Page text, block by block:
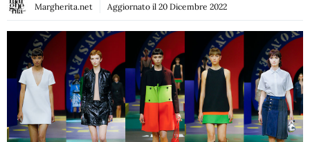
Margherita.net Aggiornato il 20 Dicembre 2022